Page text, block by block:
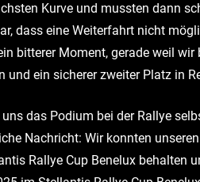
Kurve und mussten dann
dass eine Weiterfahrt nicht
bitterer Moment, gerade weil
und ein sicherer zweiter Platz in
das Podium bei der Rallye
Nachricht: Wir konnten
Rallye Cup Benelux behalten